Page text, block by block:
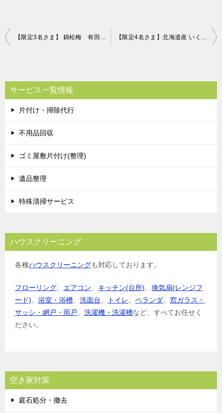
投
ビ
ゲ
ー
シ
【限定3名さま】 錦松梅 有田焼容器入りふりかけ 片付け110番プレゼントキャンペーン！！ 【限定4名さま】北海道産 いくら醤油漬 360g 片付け110番プレゼントキャンペーン！！
サービス一覧情報
片付け・掃除代行
不用品回収
ゴミ屋敷片付け(整理)
遺品整理
特殊清掃サービス
ハウスクリーニング
各種ハウスクリーニングも対応しております。
フローリング エアコン キッチン(台所)
換気扇(レンジフ
ード)
浴室・浴槽 洗面台 トイレ ベランダ
窓ガラス・
サッシ・網戸・雨戸
洗濯機・洗濯槽など、すべてお任せく
ださい。
空き家対策
庭石処分・撤去